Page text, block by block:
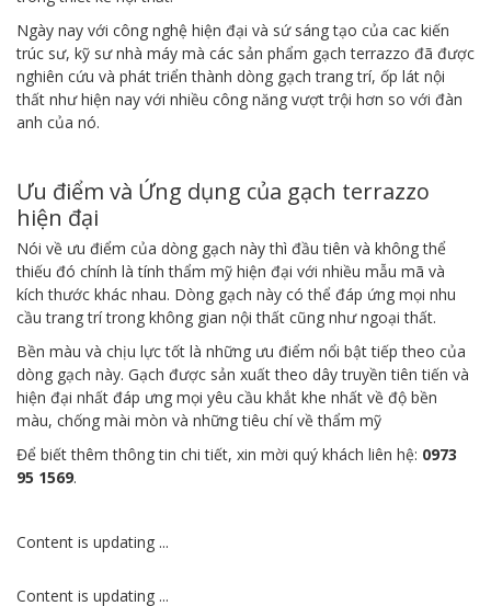
Ngày nay với công nghệ hiện đại và sứ sáng tạo của cac kiến
trúc sư, kỹ sư nhà máy mà các sản phẩm gạch terrazzo đã được
nghiên cứu và phát triển thành dòng gạch trang trí, ốp lát nội
thất như hiện nay với nhiều công năng vượt trội hơn so với đàn
anh của nó.
Ưu điểm và Ứng dụng của gạch terrazzo
hiện đại
Nói về ưu điểm của dòng gạch này thì đầu tiên và không thể
thiếu đó chính là tính thẩm mỹ hiện đại với nhiều mẫu mã và
kích thước khác nhau. Dòng gạch này có thể đáp ứng mọi nhu
cầu trang trí trong không gian nội thất cũng như ngoại thất.
Bền màu và chịu lực tốt là những ưu điểm nổi bật tiếp theo của
dòng gạch này. Gạch được sản xuất theo dây truyền tiên tiến và
hiện đại nhất đáp ưng mọi yêu cầu khắt khe nhất về độ bền
màu, chống mài mòn và những tiêu chí về thẩm mỹ
Để biết thêm thông tin chi tiết, xin mời quý khách liên hệ: 0973
95 1569.
Content is updating ...
Content is updating ...